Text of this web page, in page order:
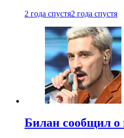
2 года спустя2 года спустя
Билан сообщил о